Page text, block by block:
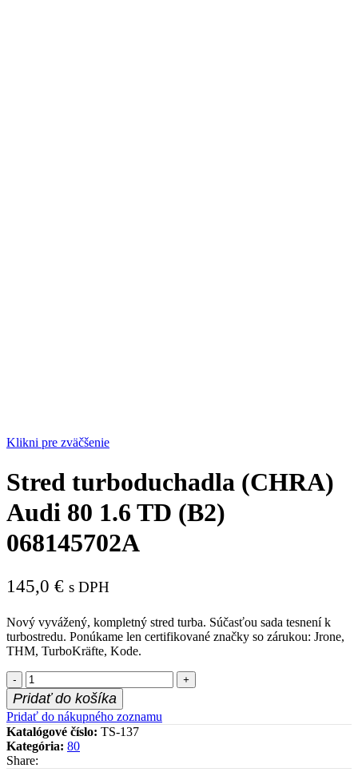
Klikni pre zväčšenie
Stred turboduchadla (CHRA)
Audi 80 1.6 TD (B2)
068145702A
145,0 € s DPH
Nový vyvážený, kompletný stred turba. Súčasťou sada tesnení k
turbostredu. Ponúkame len certifikované značky so zárukou: Jrone,
THM, TurboKräfte, Kode.
množstvo
Stred
turboduchadla
(CHRA)
Audi
80
1.6
Pridať do košíka
Pridať do nákupného zoznamu
Katalógové číslo: TS-137
Kategória: 80
Share: